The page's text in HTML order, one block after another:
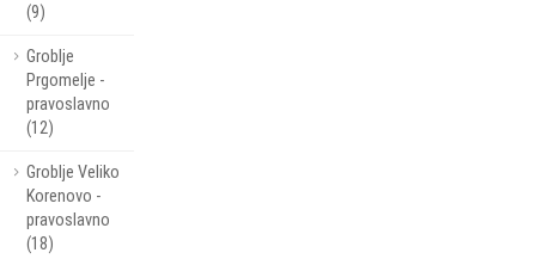
(9)
Groblje
Prgomelje -
pravoslavno
(12)
Groblje Veliko
Korenovo -
pravoslavno
(18)